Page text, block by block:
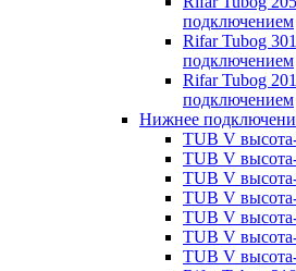
подключением
Rifar Tubog
подключением
Rifar Tubog
подключением
Нижнее
TUB V
TUB V
TUB V
TUB V
TUB V
TUB V
TUB V